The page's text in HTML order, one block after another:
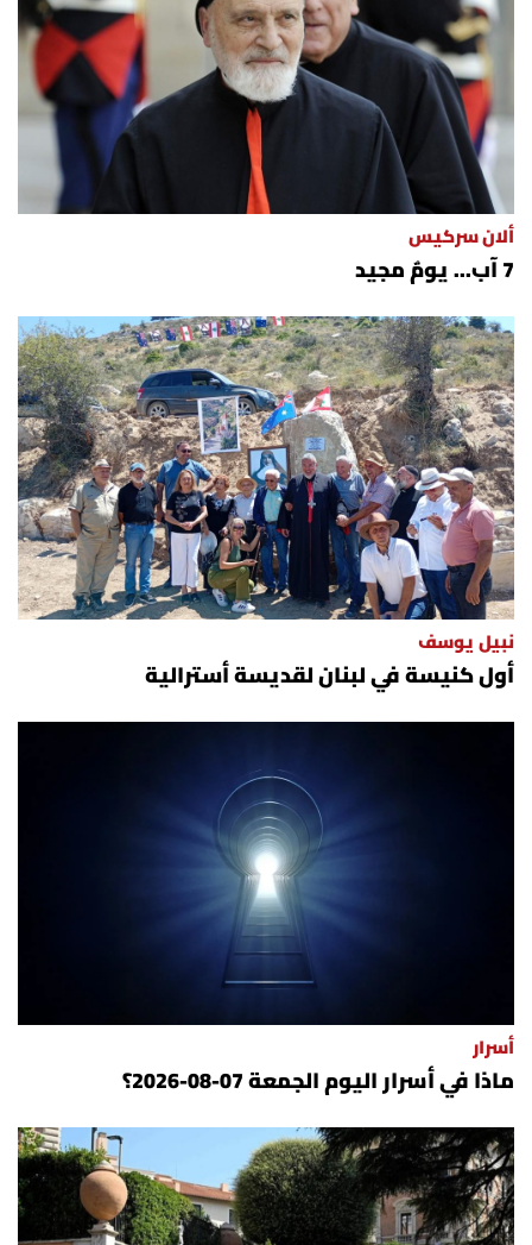
ألان سركيس
7 آب... يومٌ مجيد
نبيل يوسف
أول كنيسة في لبنان لقديسة أسترالية
أسرار
ماذا في أسرار اليوم الجمعة 07-08-2026؟